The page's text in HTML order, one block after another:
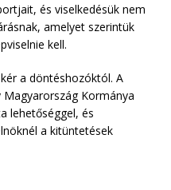
és viselkedésük nem
amelyet szerintük
kell.
a döntéshozóktól. A
Kormánya
lehetőséggel, és
a kitüntetések